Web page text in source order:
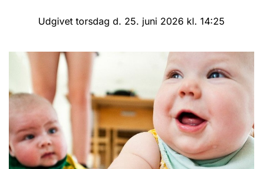
Udgivet torsdag d. 25. juni 2026 kl. 14:25